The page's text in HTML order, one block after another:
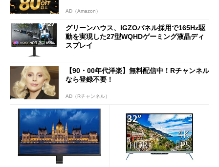
AD（Amazon）
グリーンハウス、IGZOパネル採用で165Hz駆
動を実現した27型WQHDゲーミング液晶ディ
スプレイ
【90・00年代洋楽】無料配信中！Rチャンネル
なら登録不要！
AD（Rチャンネル）